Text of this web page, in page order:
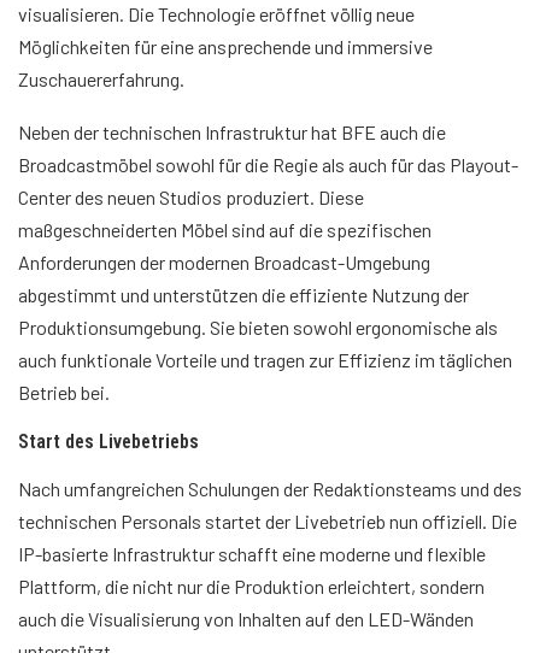
visualisieren. Die Technologie eröffnet völlig neue
Möglichkeiten für eine ansprechende und immersive
Zuschauererfahrung.
Neben der technischen Infrastruktur hat BFE auch die
Broadcastmöbel sowohl für die Regie als auch für das Playout-
Center des neuen Studios produziert. Diese
maßgeschneiderten Möbel sind auf die spezifischen
Anforderungen der modernen Broadcast-Umgebung
abgestimmt und unterstützen die effiziente Nutzung der
Produktionsumgebung. Sie bieten sowohl ergonomische als
auch funktionale Vorteile und tragen zur Effizienz im täglichen
Betrieb bei.
Start des Livebetriebs
Nach umfangreichen Schulungen der Redaktionsteams und des
technischen Personals startet der Livebetrieb nun offiziell. Die
IP-basierte Infrastruktur schafft eine moderne und flexible
Plattform, die nicht nur die Produktion erleichtert, sondern
auch die Visualisierung von Inhalten auf den LED-Wänden